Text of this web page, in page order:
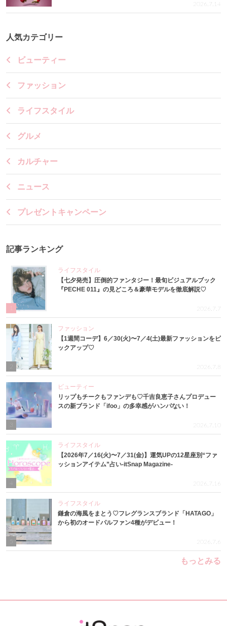
2026.7.14
人気カテゴリー
ビューティー
ファッション
ライフスタイル
グルメ
カルチャー
ニュース
プレゼントキャンペーン
記事ランキング
ライフスタイル
【七夕発売】圧倒的ファンタジー！最旬ビジュアルブック
『PECHE 011』の見どころ＆豪華モデルを徹底解説♡
2026.7.7
ファッション
【1週間コーデ】6／30(火)〜7／4(土)最新ファッションをピ
ックアップ♡
2026.7.8
3
ビューティー
リップもチークもファンデも♡千吉良恵子さんプロデュー
スの新ブランド「ifoo」の多幸感がハンパない！
2026.7.10
4
ライフスタイル
【2026年7／16(火)〜7／31(金)】運気UPの12星座別“ファ
ッションアイテム”占い-itSnap Magazine-
2026.7.16
ライフスタイル
鎌倉の海風をまとう♡フレグランスブランド「HATAGO」
から初のオードパルファン4種がデビュー！
2026.7.6
もっとみる